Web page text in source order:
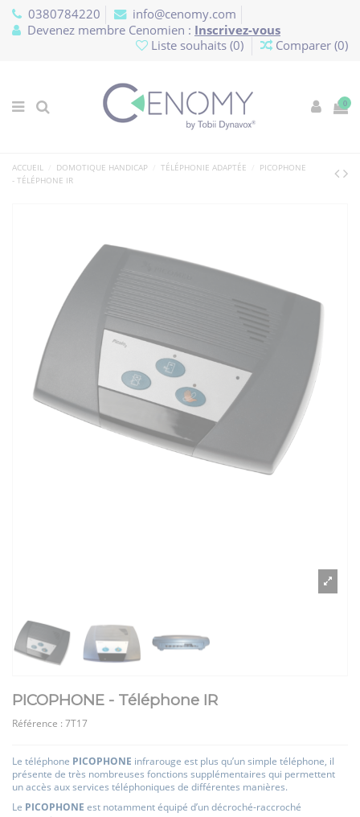
0380784220
info@cenomy.com
Devenez membre Cenomien : Inscrivez-vous
Liste souhaits (0) Comparer (0)
0
ACCUEIL DOMOTIQUE HANDICAP TÉLÉPHONIE ADAPTÉE
PICOPHONE
- TÉLÉPHONE IR
PICOPHONE - Téléphone IR
Référence : 7T17
Le téléphone PICOPHONE infrarouge est plus qu’un simple téléphone, il
présente de très nombreuses fonctions supplémentaires qui permettent
un accès aux services téléphoniques de différentes manières.
Le PICOPHONE est notamment équipé d’un décroché-raccroché
Panneau de gestion des cookies